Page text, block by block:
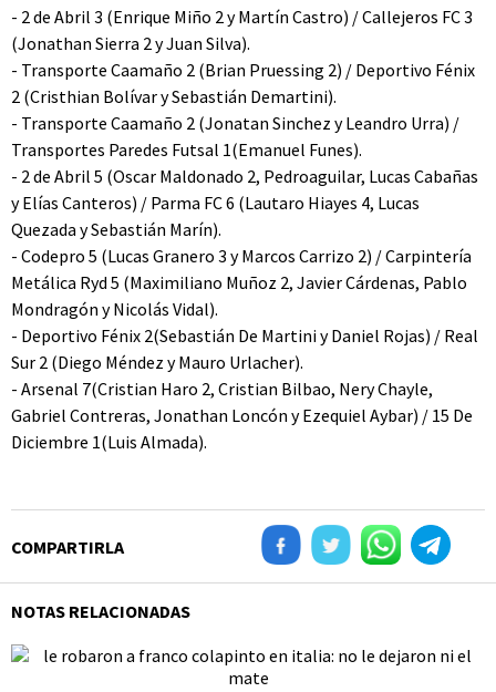
- 2 de Abril 3 (Enrique Miño 2 y Martín Castro) / Callejeros FC 3
(Jonathan Sierra 2 y Juan Silva).
- Transporte Caamaño 2 (Brian Pruessing 2) / Deportivo Fénix
2 (Cristhian Bolívar y Sebastián Demartini).
- Transporte Caamaño 2 (Jonatan Sinchez y Leandro Urra) /
Transportes Paredes Futsal 1(Emanuel Funes).
- 2 de Abril 5 (Oscar Maldonado 2, Pedroaguilar, Lucas Cabañas
y Elías Canteros) / Parma FC 6 (Lautaro Hiayes 4, Lucas
Quezada y Sebastián Marín).
- Codepro 5 (Lucas Granero 3 y Marcos Carrizo 2) / Carpintería
Metálica Ryd 5 (Maximiliano Muñoz 2, Javier Cárdenas, Pablo
Mondragón y Nicolás Vidal).
- Deportivo Fénix 2(Sebastián De Martini y Daniel Rojas) / Real
Sur 2 (Diego Méndez y Mauro Urlacher).
- Arsenal 7(Cristian Haro 2, Cristian Bilbao, Nery Chayle,
Gabriel Contreras, Jonathan Loncón y Ezequiel Aybar) / 15 De
Diciembre 1(Luis Almada).
COMPARTIRLA
NOTAS RELACIONADAS